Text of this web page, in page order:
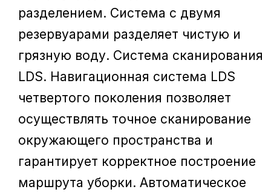
разделением. Система с двумя
резервуарами разделяет чистую и
грязную воду. Система сканирования
LDS. Навигационная система LDS
четвертого поколения позволяет
осуществлять точное сканирование
окружающего пространства и
гарантирует корректное построение
маршрута уборки. Автоматическое